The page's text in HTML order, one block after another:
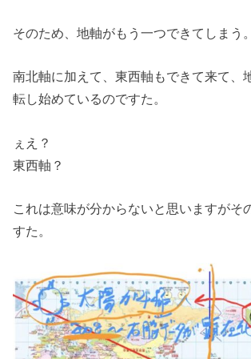
そのため、地軸がもう一つできてしまう。
南北軸に加えて、東西軸もできて来て、
転し始めているのですた。
ぇえ？
東西軸？
これは意味が分からないと思いますがそ
すた。